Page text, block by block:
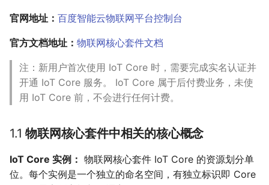
接 AT 示例；
MQTT 连接 AT 示例
七、总结
八、参考资料
九、使用到的工具
十、常见问题
10.2 MQTT 链接总是断开是什么
官网地址： 百度智能云物联网平台控制台
官方文档地址： 物联网核心套件文档
注：新用户首次使用 IoT Core 时，需要完成实名认证并
开通 IoT Core 服务。 IoT Core 属于后付费业务，未使
用 IoT Core 前，不会进行任何计费。
1.1物联网核心套件中相关的核心概念
IoT Core 实例： 物联网核心套件 IoT Core 的资源划分单
位。每个实例是一个独立的命名空间，有独立标识即 Core